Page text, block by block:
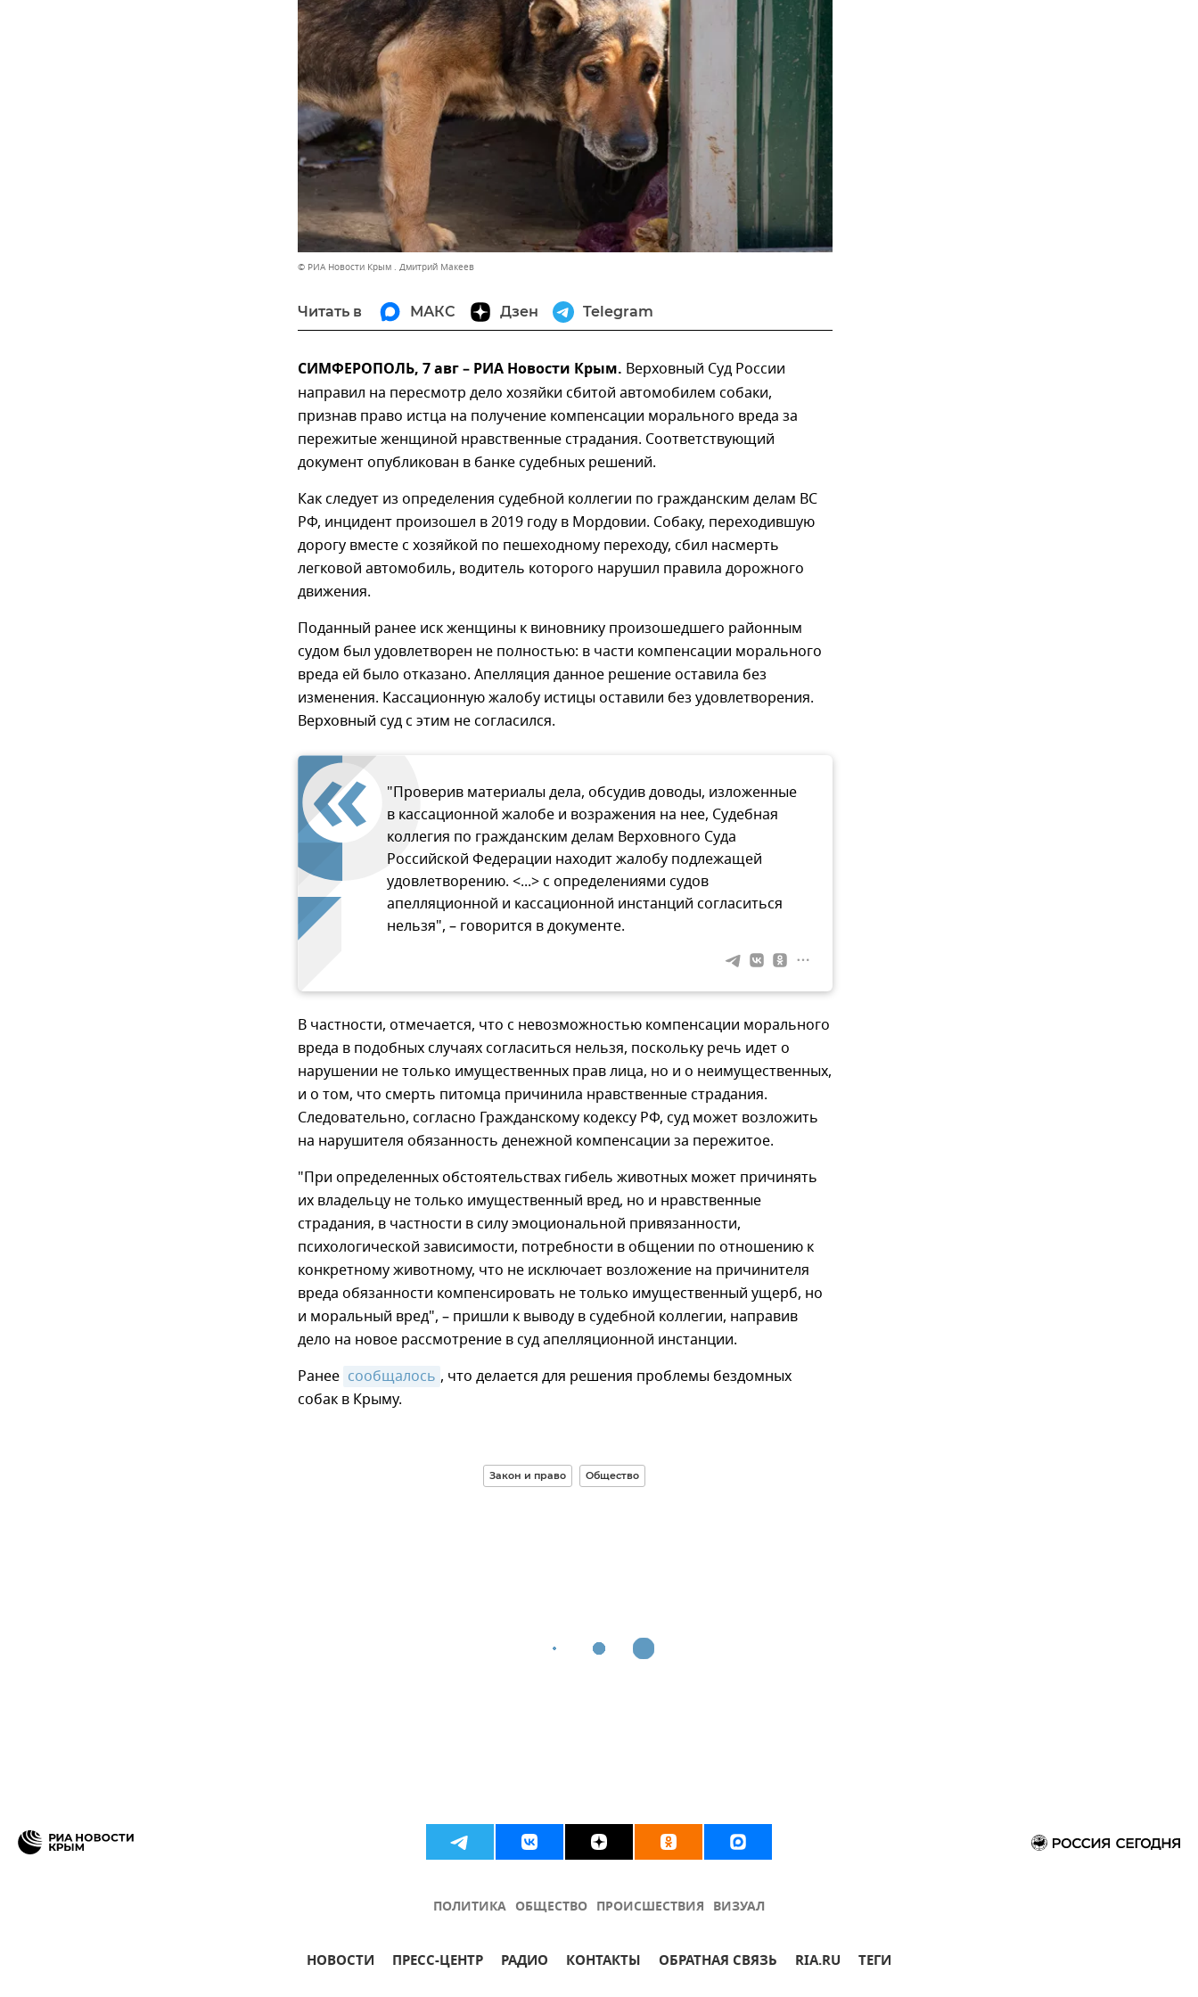
© РИА Новости Крым . Дмитрий Макеев
Читать в МАКС Дзен Telegram
СИМФЕРОПОЛЬ, 7 авг – РИА Новости Крым. Верховный Суд России
направил на пересмотр дело хозяйки сбитой автомобилем собаки,
признав право истца на получение компенсации морального вреда за
пережитые женщиной нравственные страдания. Соответствующий
документ опубликован в банке судебных решений.
Как следует из определения судебной коллегии по гражданским делам ВС
РФ, инцидент произошел в 2019 году в Мордовии. Собаку, переходившую
дорогу вместе с хозяйкой по пешеходному переходу, сбил насмерть
легковой автомобиль, водитель которого нарушил правила дорожного
движения.
Поданный ранее иск женщины к виновнику произошедшего районным
судом был удовлетворен не полностью: в части компенсации морального
вреда ей было отказано. Апелляция данное решение оставила без
изменения. Кассационную жалобу истицы оставили без удовлетворения.
Верховный суд с этим не согласился.
"Проверив материалы дела, обсудив доводы, изложенные
в кассационной жалобе и возражения на нее, Судебная
коллегия по гражданским делам Верховного Суда
Российской Федерации находит жалобу подлежащей
удовлетворению. <...> с определениями судов
апелляционной и кассационной инстанций согласиться
нельзя", – говорится в документе.
В частности, отмечается, что с невозможностью компенсации морального
вреда в подобных случаях согласиться нельзя, поскольку речь идет о
нарушении не только имущественных прав лица, но и о неимущественных,
и о том, что смерть питомца причинила нравственные страдания.
Следовательно, согласно Гражданскому кодексу РФ, суд может возложить
на нарушителя обязанность денежной компенсации за пережитое.
"При определенных обстоятельствах гибель животных может причинять
их владельцу не только имущественный вред, но и нравственные
страдания, в частности в силу эмоциональной привязанности,
психологической зависимости, потребности в общении по отношению к
конкретному животному, что не исключает возложение на причинителя
вреда обязанности компенсировать не только имущественный ущерб, но
и моральный вред", – пришли к выводу в судебной коллегии, направив
дело на новое рассмотрение в суд апелляционной инстанции.
Ранее сообщалось , что делается для решения проблемы бездомных
собак в Крыму.
Закон и право Общество
ПОЛИТИКА ОБЩЕСТВО ПРОИСШЕСТВИЯ ВИЗУАЛ
НОВОСТИ ПРЕСС-ЦЕНТР РАДИО КОНТАКТЫ ОБРАТНАЯ СВЯЗЬ RIA.RU ТЕГИ